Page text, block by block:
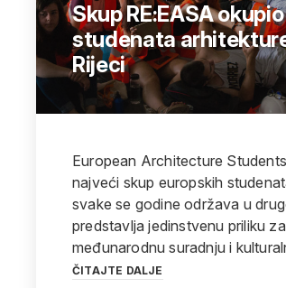
Skup RE:EASA
studenata
Rijeci
European Architecture
najveći skup europskih
svake se godine održava u
predstavlja jedinstvenu priliku za
međunarodnu suradnju i
ČITAJTE DALJE